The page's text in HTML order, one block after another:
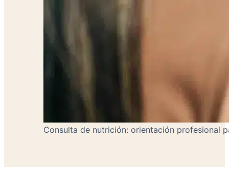
Consulta de nutrición: orientación profesional